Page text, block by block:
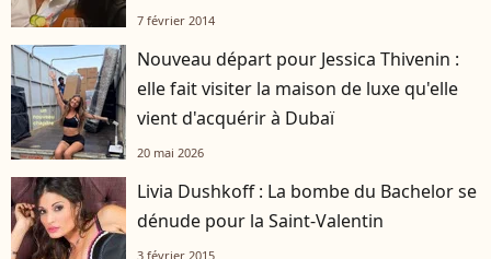
7 février 2014
Nouveau départ pour Jessica Thivenin :
elle fait visiter la maison de luxe qu'elle
vient d'acquérir à Dubaï
20 mai 2026
Livia Dushkoff : La bombe du Bachelor se
dénude pour la Saint-Valentin
3 février 2015